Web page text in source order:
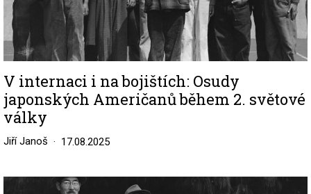
V internaci i na bojištích: Osudy
japonských Američanů během 2. světové
války
Jiří Janoš 17.08.2025
Image